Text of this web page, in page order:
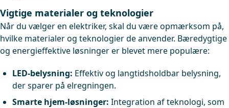
Vigtige materialer og teknologier
Når du vælger en elektriker, skal du være opmærksom på,
hvilke materialer og teknologier de anvender. Bæredygtige
og energieffektive løsninger er blevet mere populære:
LED-belysning: Effektiv og langtidsholdbar belysning,
der sparer på elregningen.
Smarte hjem-løsninger: Integration af teknologi, som